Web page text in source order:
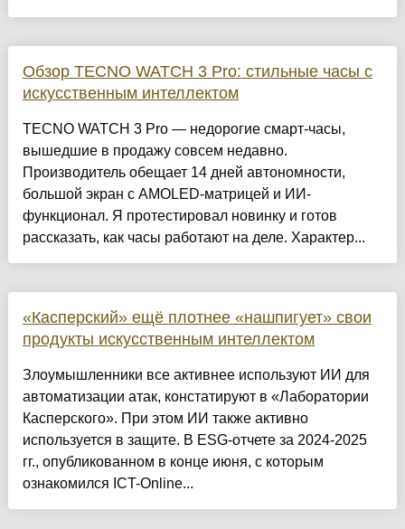
Обзор TECNO WATCH 3 Pro: стильные часы с
искусственным интеллектом
TECNO WATCH 3 Pro — недорогие смарт-часы,
вышедшие в продажу совсем недавно.
Производитель обещает 14 дней автономности,
большой экран с AMOLED-матрицей и ИИ-
функционал. Я протестировал новинку и готов
рассказать, как часы работают на деле. Характер...
«Касперский» ещё плотнее «нашпигует» свои
продукты искусственным интеллектом
Злоумышленники все активнее используют ИИ для
автоматизации атак, констатируют в «Лаборатории
Касперского». При этом ИИ также активно
используется в защите. В ESG-отчете за 2024-2025
гг., опубликованном в конце июня, с которым
ознакомился ICT-Online...